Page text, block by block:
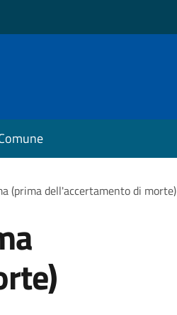
(prima dell'accertamento di morte)